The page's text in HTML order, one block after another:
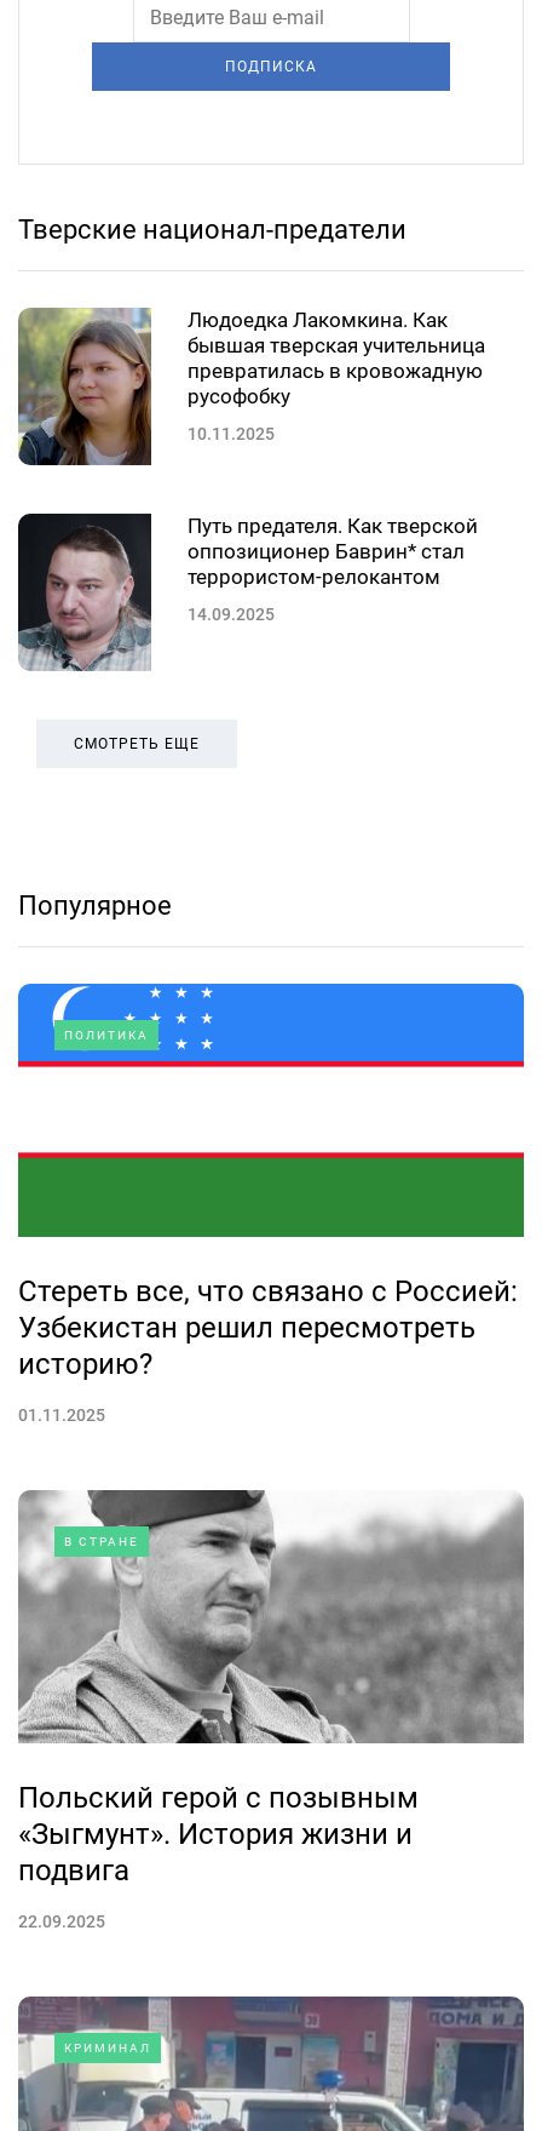
ПОДПИСКА
Тверские национал-предатели
Людоедка Лакомкина. Как
бывшая тверская учительница
превратилась в кровожадную
русофобку
10.11.2025
Путь предателя. Как тверской
оппозиционер Баврин* стал
террористом-релокантом
14.09.2025
СМОТРЕТЬ ЕЩЕ
Популярное
ПОЛИТИКА
Стереть все, что связано с Россией:
Узбекистан решил пересмотреть
историю?
01.11.2025
В СТРАНЕ
Польский герой с позывным
«Зыгмунт». История жизни и
подвига
22.09.2025
КРИМИНАЛ